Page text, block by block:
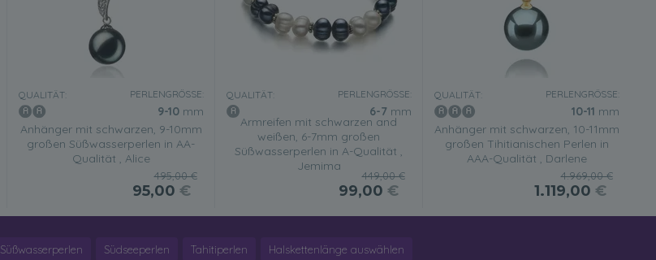
QUALITÄT: PERLENGRÖSSE:
9-10mm
Anhänger mit schwarzen, 9-10mm
großen Süßwasserperlen in AA-
Qualität , Alice
495,00 €
95,00 €
QUALITÄT: PERLENGRÖSSE:
6-7 mm
Armreifen mit schwarzen and
weißen, 6-7mm großen
Süßwasserperlen in A-Qualität ,
Jemima
449,00 €
99,00 €
QUALITÄT: PERLENGRÖSSE:
10-11 mm
Anhänger mit schwarzen, 10-11mm
großen Tihitianischen Perlen in
AAA-Qualität , Darlene
4.969,00 €
1.119,00 €
Süßwasserperlen Südseeperlen Tahitiperlen Halskettenlänge auswählen